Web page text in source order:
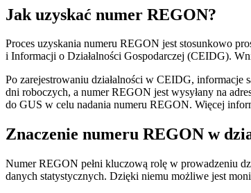
Jak uzyskać numer REGON?
Proces uzyskania numeru REGON jest stosunkowo
i Informacji o Działalności Gospodarczej (CEIDG).
Po zarejestrowaniu działalności w CEIDG, informacje
dni roboczych, a numer REGON jest wysyłany na
do GUS w celu nadania numeru REGON. Więcej
Znaczenie numeru REGON w
Numer REGON pełni kluczową rolę w prowadzeniu
danych statystycznych. Dzięki niemu możliwe jest